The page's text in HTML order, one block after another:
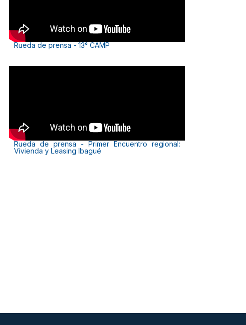
Rueda de prensa - 13° CAMP
Rueda de prensa - Primer Encuentro regional:
Vivienda y Leasing Ibagué